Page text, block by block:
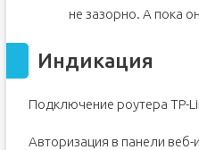
не зазорно. А пока
Индикация
Подключение роутера TP-
Авторизация в панели веб-